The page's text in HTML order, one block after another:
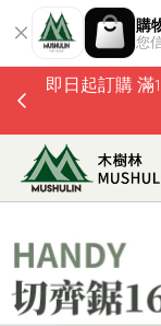
購
您
即日起訂購 滿